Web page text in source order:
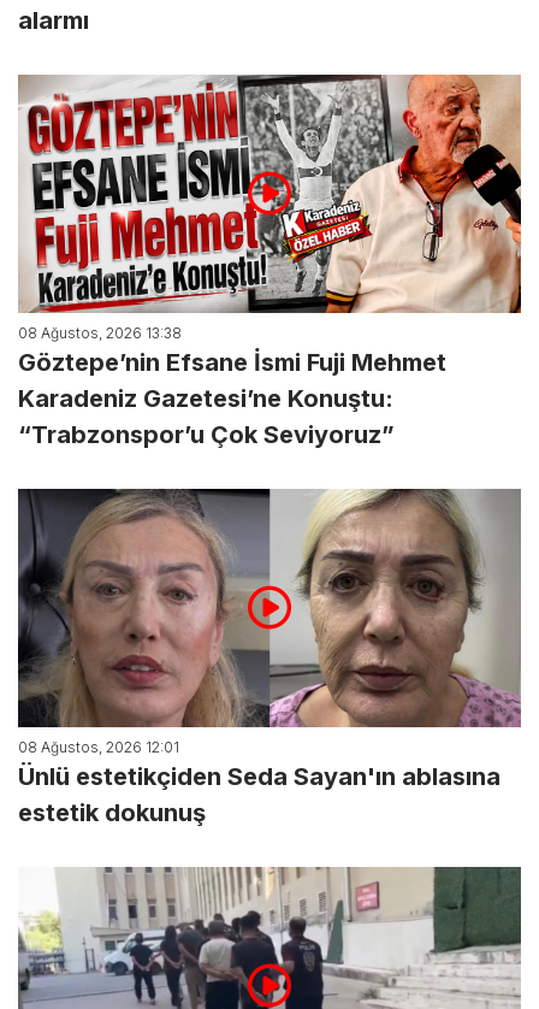
alarmı
08 Ağustos, 2026 13:38
Göztepe’nin Efsane İsmi Fuji Mehmet
Karadeniz Gazetesi’ne Konuştu:
“Trabzonspor’u Çok Seviyoruz”
08 Ağustos, 2026 12:01
Ünlü estetikçiden Seda Sayan'ın ablasına
estetik dokunuş